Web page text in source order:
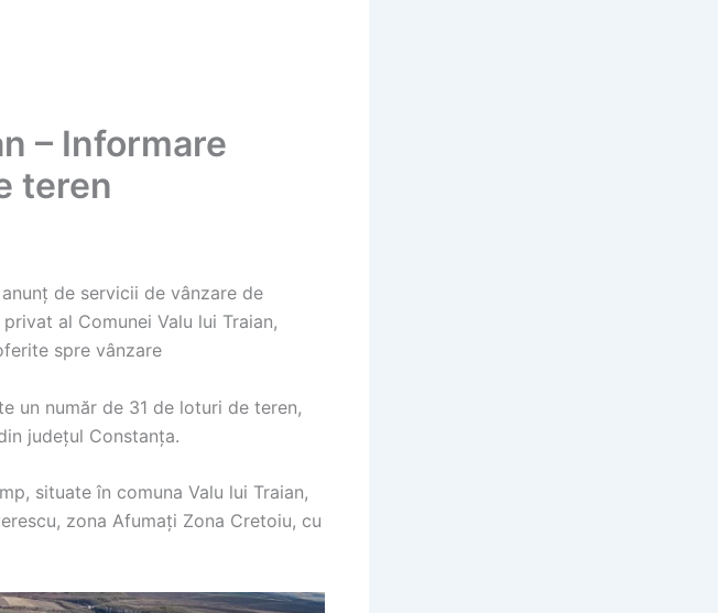
– Informare
teren
de servicii de vânzare de
al Comunei Valu lui Traian,
spre vânzare
un număr de 31 de loturi de teren,
județul Constanța.
situate în comuna Valu lui Traian,
zona Afumați Zona Cretoiu, cu